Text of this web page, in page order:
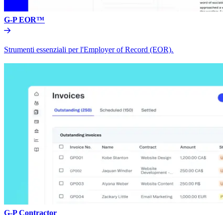
G-P EOR™​​
Strumenti essenziali per l'Employer of Record (EOR).​​
G-P Contractor​​